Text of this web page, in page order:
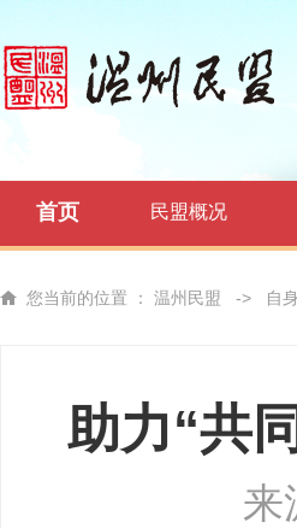
首页 民盟概况
您当前的位置 ： 温州民盟 -> 自
助力“共
来